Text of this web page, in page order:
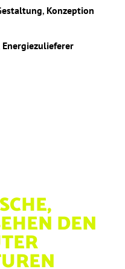
, Konzeption
Energiezulieferer
DEN